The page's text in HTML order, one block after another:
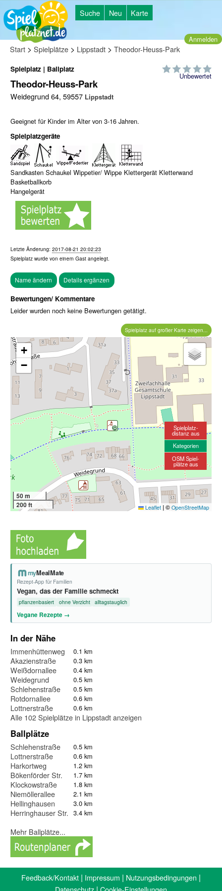
Suche Neu Karte
Anmelden
Start > Spielplätze > Lippstadt > Theodor-Heuss-Park
Unbewertet
Spielplatz | Ballplatz
Theodor-Heuss-Park
Weidegrund 64, 59557 Lippstadt
Geeignet für Kinder im Alter von 3-16 Jahren.
Spielplatzgeräte
Sandkasten Schaukel Wippetier/ Wippe Klettergerät Kletterwand
Basketballkorb
Hangelgerät
Letzte Änderung: 2017-08-21 20:02:23
Spielplatz wurde von einem Gast angelegt.
Bewertungen/ Kommentare
Leider wurden noch keine Bewertungen getätigt.
Spielplatz auf großer Karte zeigen...
+
−
50 m
200 ft
Leaflet |© OpenStreetMap
Spielplatz-
distanz aus
Kategorien
OSM Spiel-
plätze aus
myMealMate
Rezept-App für Familien
Vegan, das der Familie schmeckt
pflanzenbasiert ohne Verzicht alltagstauglich
Vegane Rezepte →
In der Nähe
Immenhüttenweg 0.1 km
Akazienstraße 0.3 km
Weißdornallee 0.4 km
Weidegrund 0.5 km
Schlehenstraße 0.5 km
Rotdornallee 0.6 km
Lottnerstraße 0.6 km
Alle 102 Spielplätze in Lippstadt anzeigen
Ballplätze
Schlehenstraße 0.5 km
Lottnerstraße 0.6 km
Harkortweg 1.2 km
Bökenförder Str. 1.7 km
Klockowstraße 1.8 km
Niemöllerallee 2.1 km
Hellinghausen 3.0 km
Herringhauser Str. 3.4 km
Mehr Ballplätze...
Feedback/Kontakt | Impressum | Nutzungsbedingungen |